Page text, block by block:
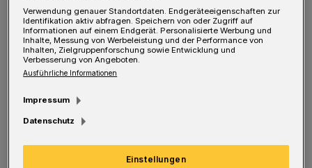
Autotüren knallen und sich von Autofahrern
bei 2,25 Meter Restfahrbahn im
Zentimeterabstand überholen lassen. Auch
wenn der Gesetzgeber bei solchen
Mindestmaßen davon ausgeht, dass
Autofahrer NICHT überholen, hält unser
Schutzstreifen mehr für eine unzulässige „Lex
Verwendung genauer Standortdaten. Endgeräteeigenschaften zur
Identifikation aktiv abfragen. Speichern von oder Zugriff auf
Informationen auf einem Endgerät. Personalisierte Werbung und
Inhalte, Messung von Werbeleistung und der Performance von
Inhalten, Zielgruppenforschung sowie Entwicklung und
Verbesserung von Angeboten.
Ausführliche Informationen
Impressum
Datenschutz
Einstellungen